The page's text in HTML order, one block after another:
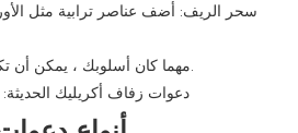
سحر الريف: أضف عناصر ترابية مثل
مهما كان أسلوبك ، يمكن أن تكمل الأكريليك رؤيتك بسهولة.